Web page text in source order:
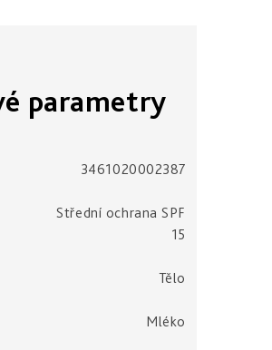
parametry
3461020002387
Střední ochrana SPF
15
Tělo
Mléko